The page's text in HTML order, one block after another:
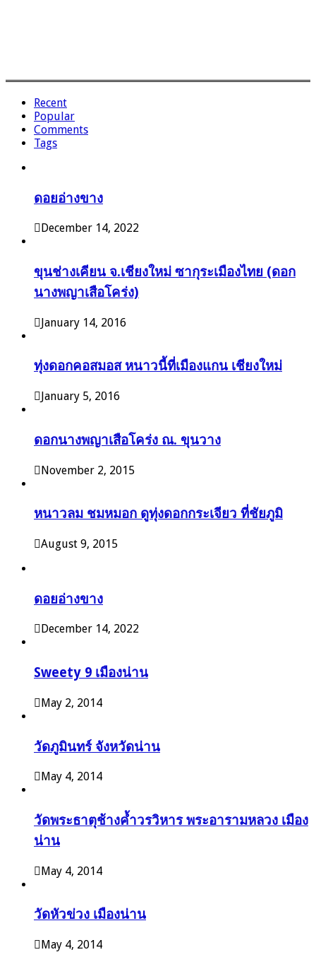
Recent
Popular
Comments
Tags
ดอยอ่างขาง
December 14, 2022
ขุนช่างเคียน จ.เชียงใหม่ ซากุระเมืองไทย (ดอก
นางพญาเสือโคร่ง)
January 14, 2016
ทุ่งดอกคอสมอส หนาวนี้ที่เมืองแกน เชียงใหม่
January 5, 2016
ดอกนางพญาเสือโคร่ง ณ. ขุนวาง
November 2, 2015
หนาวลม ชมหมอก ดูทุ่งดอกกระเจียว ที่ชัยภูมิ
August 9, 2015
ดอยอ่างขาง
December 14, 2022
Sweety 9 เมืองน่าน
May 2, 2014
วัดภูมินทร์ จังหวัดน่าน
May 4, 2014
วัดพระธาตุช้างค้ำวรวิหาร พระอารามหลวง เมือง
น่าน
May 4, 2014
วัดหัวข่วง เมืองน่าน
May 4, 2014